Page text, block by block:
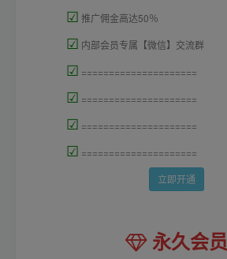
☑ 推广佣金高达50％
☑ 内部会员专属【微信】交流群
☑ =====================
☑ =====================
☑ =====================
☑ =====================
立即开通
永久会员